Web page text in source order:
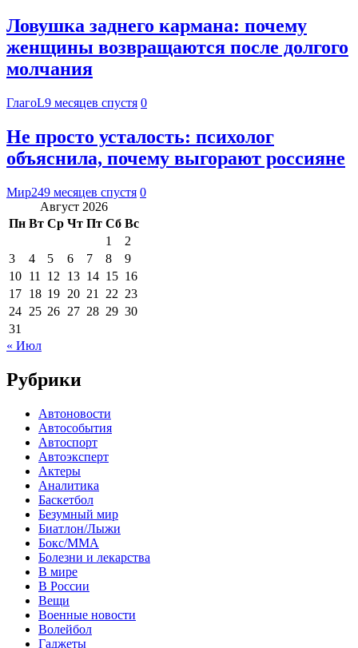
Ловушка заднего кармана: почему
женщины возвращаются после долгого
молчания
ГлагоL9 месяцев спустя 0
Не просто усталость: психолог
объяснила, почему выгорают россияне
Мир249 месяцев спустя 0
Август 2026
Пн Вт Ср Чт Пт Сб Вс
1
2
3
4 5 6 7 8
9
10 11 12 13 14 15 16
17 18 19 20 21 22 23
24 25 26 27 28 29 30
31
« Июл
Рубрики
Автоновости
Автособытия
Автоспорт
Автоэксперт
Актеры
Аналитика
Баскетбол
Безумный мир
Биатлон/Лыжи
Бокс/MMA
Болезни и лекарства
В мире
В России
Вещи
Военные новости
Волейбол
Гаджеты